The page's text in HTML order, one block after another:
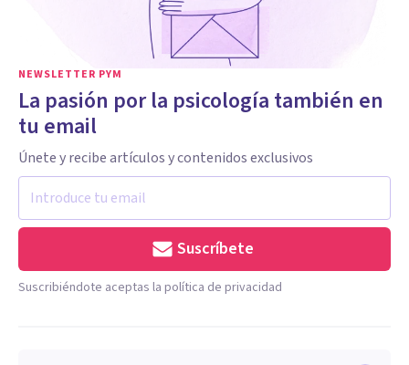
NEWSLETTER PYM
La pasión por la psicología también en
tu email
Únete y recibe artículos y contenidos exclusivos
Suscríbete
Suscribiéndote aceptas la política de privacidad